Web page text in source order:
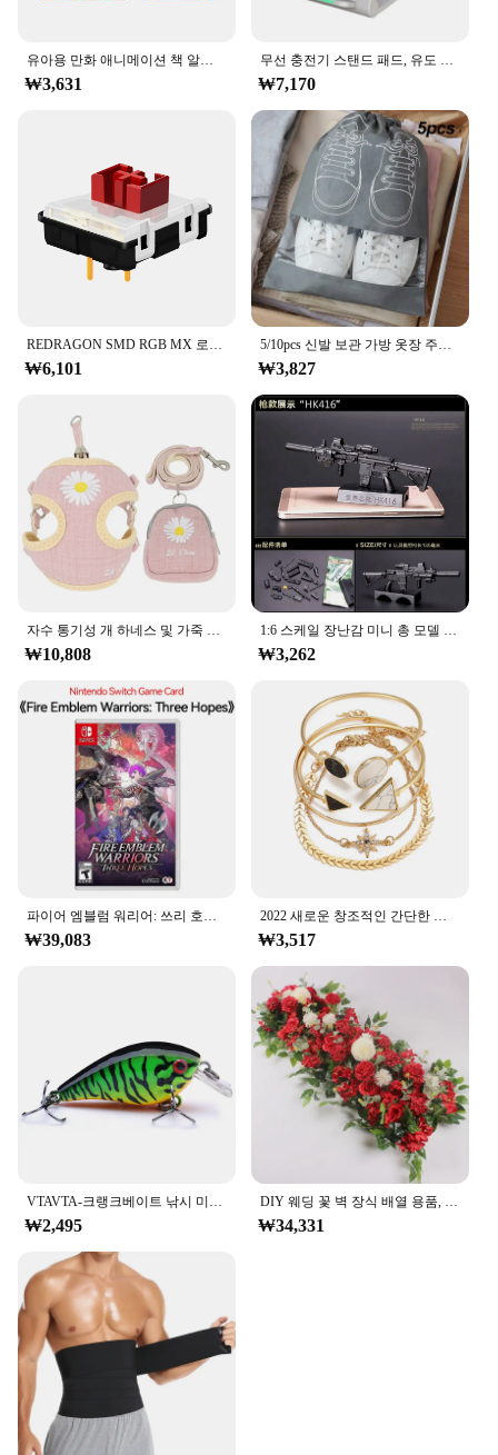
to any parent's or educator's toolkit for fostering
with bright, eye-catching illustrations, these cards
serve as an engaging way to introduce the alphabet
to young learners. The cards are not only
aesthetically pleasing but also built to last, ensuring
that they can withstand the rigors of frequent use in
a classroom or at home. The set includes letters
from A to Z, making it an excellent resource for
teaching the foundations of reading and writing.
**Versatile Learning Tools for All**
Whether you're a parent looking to supplement your
child's learning at home or a teacher seeking
additional educational materials, the merka
Alphabet Cards are versatile enough to cater to
various learning scenarios. The cards can be used
for a range of activities, from simple letter
recognition to more complex phonics exercises. The
sets are designed to be used in small groups or
individually, making them suitable for a variety of
teaching methods and environments. Their compact
size and lightweight nature make them easy to
transport, making them an ideal choice for on-the-
go learning.
**Supporting a Global Educational Community**
As a wholesale and vendor-supplied product, the
merka Alphabet Cards are not only a valuable
addition to your educational resources but also a
way to support a global community of educators
and parents. These cards are available for sale in
sets, ensuring that you have enough materials to
meet the needs of your students or children. The
merka Alphabet Cards are not just a product; they
are a commitment to quality education and language
development for all.
₩3,631 ₩7,170
REDRAGON SMD RGB MX 로우 프로파일 5.5 스위치 3Pin Clicky 선형 촉각 침묵 키보드 레드 블랙 블루 브라운 스위치
₩6,101
5/10pcs 신발 보관 가방 옷장 주최자 비 짠 여행 휴대용 가방 방수 포켓 의류 분류 그리기 교수형 가방
₩3,827
자수 통기성 개 하네스 및 가죽 끈 세트, 조정 가능한 스낵 백, S,M 개용 고양이 하네스, 조끼 가죽 끈, 개 용품
₩10,808
1:6 스케일 장난감 미니 총 모델 M134 MG42 AK47 98K 라이플 퍼즐 빌딩 브릭 조립 무기, 장면 샌드팬 게임 장난감
₩3,262
파이어 엠블럼 워리어: 쓰리 호프 닌텐도 스위치 게임 카드, 닌텐도 스위치 OLED 스위치 라이트, 물리적 거래
₩39,083
2022 새로운 창조적인 간단한 기질 여성 보석 세트 팔각형 조각 화살표 기하학적 팔찌 5 조각 세트
₩3,517
VTAVTA-크랭크베이트 낚시 미끼, 5cm/7cm, 파이크용 플로팅 워블러, 블랙 미노우 루어, 인공 미끼 낚시 태클
₩2,495
DIY 웨딩 꽃 벽 장식 배열 용품, 실크 모란 장미, 인공 꽃 줄 장식, 수 아치 배경, 50 cm, 100cm
₩34,331